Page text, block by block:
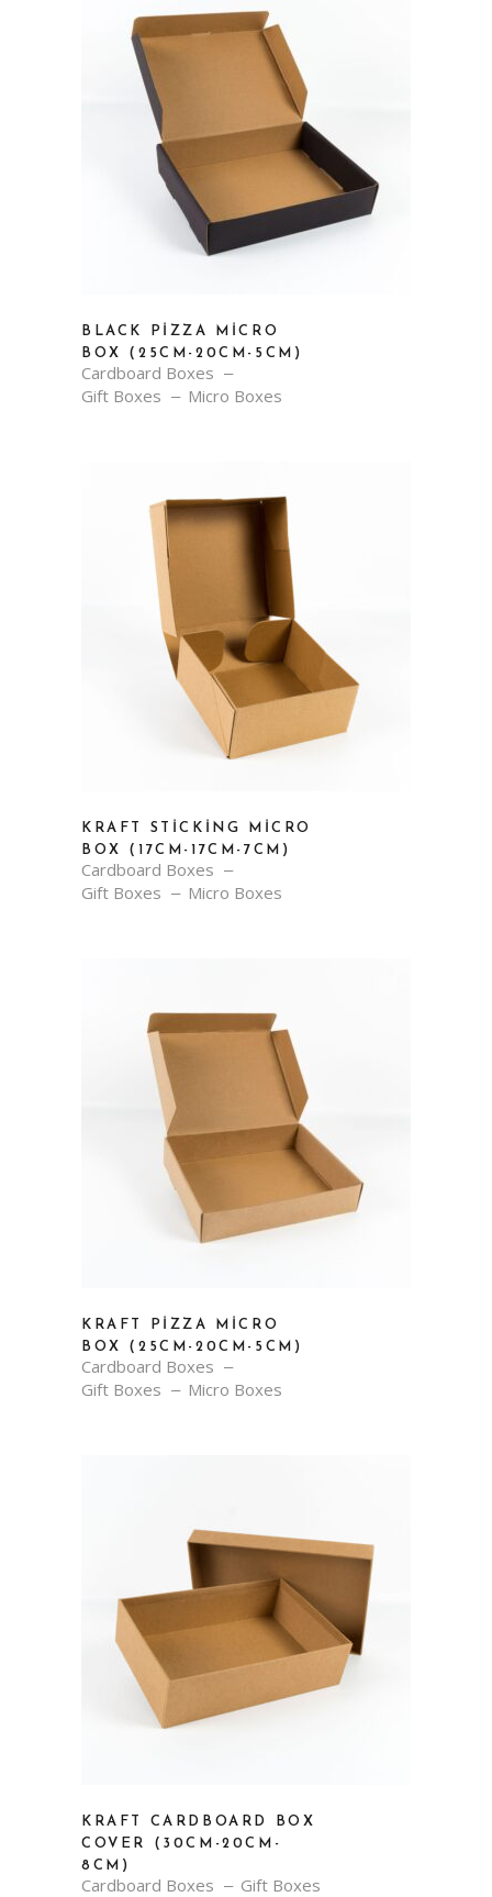
BLACK PIZZA MICRO
BOX (25CM-20CM-5CM)
Cardboard Boxes
Gift Boxes
Micro Boxes
KRAFT STICKING MICRO
BOX (17CM-17CM-7CM)
Cardboard Boxes
Gift Boxes
Micro Boxes
KRAFT PIZZA MICRO
BOX (25CM-20CM-5CM)
Cardboard Boxes
Gift Boxes
Micro Boxes
KRAFT CARDBOARD BOX
COVER (30CM-20CM-
8CM)
Cardboard Boxes Gift Boxes